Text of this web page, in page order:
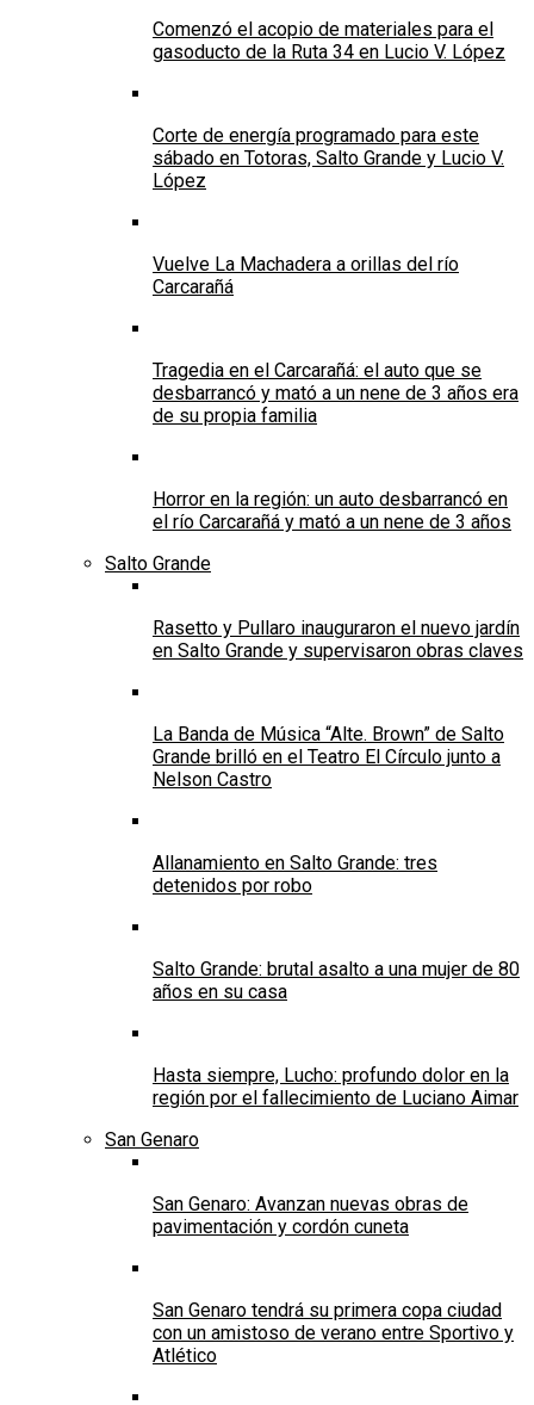
Comenzó el acopio de materiales para el
gasoducto de la Ruta 34 en Lucio V. López
Corte de energía programado para este
sábado en Totoras, Salto Grande y Lucio V.
López
Vuelve La Machadera a orillas del río
Carcarañá
Tragedia en el Carcarañá: el auto que se
desbarrancó y mató a un nene de 3 años era
de su propia familia
Horror en la región: un auto desbarrancó en
el río Carcarañá y mató a un nene de 3 años
Salto Grande
Rasetto y Pullaro inauguraron el nuevo jardín
en Salto Grande y supervisaron obras claves
La Banda de Música “Alte. Brown” de Salto
Grande brilló en el Teatro El Círculo junto a
Nelson Castro
Allanamiento en Salto Grande: tres
detenidos por robo
Salto Grande: brutal asalto a una mujer de 80
años en su casa
Hasta siempre, Lucho: profundo dolor en la
región por el fallecimiento de Luciano Aimar
San Genaro
San Genaro: Avanzan nuevas obras de
pavimentación y cordón cuneta
San Genaro tendrá su primera copa ciudad
con un amistoso de verano entre Sportivo y
Atlético